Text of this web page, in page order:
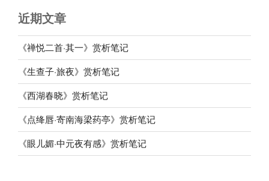
近期文章
《禅悦二首·其一》赏析笔记
《生查子·旅夜》赏析笔记
《西湖春晓》赏析笔记
《点绛唇·寄南海梁药亭》赏析笔记
《眼儿媚·中元夜有感》赏析笔记